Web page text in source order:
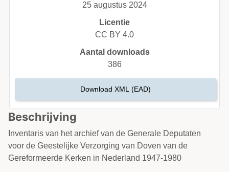
Beschrijving
Inventaris van het archief van de Generale Deputaten
voor de Geestelijke Verzorging van Doven van de
Gereformeerde Kerken in Nederland 1947-1980
25 augustus 2024
Licentie
CC BY 4.0
Aantal downloads
386
Download XML (EAD)